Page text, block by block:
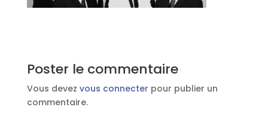
Poster le commentaire
Vous devez vous connecter pour publier un
commentaire.